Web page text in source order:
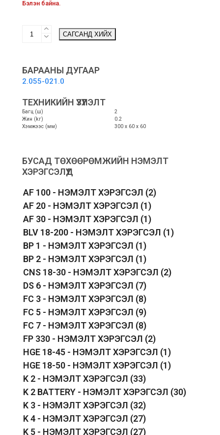
Бэлэн байна.
pcs
set,
hard
Чулуун
шалны
өнхрүүш
САГСАНД ХИЙХ
БАРААНЫ ДУГААР
2.055-021.0
ТЕХНИКИЙН ҮЗҮҮЛЭЛТ
Багц (ш)
2
Жин (kг)
0.2
Хэмжээс (мм)
300 х 60 х 60
БУСАД ТӨХӨӨРӨМЖИЙН НЭМЭЛТ
ХЭРЭГСЭЛҮҮД
AF 100 - НЭМЭЛТ ХЭРЭГСЭЛ (2)
AF 20 - НЭМЭЛТ ХЭРЭГСЭЛ (1)
AF 30 - НЭМЭЛТ ХЭРЭГСЭЛ (1)
BLV 18-200 - НЭМЭЛТ ХЭРЭГСЭЛ (1)
BP 1 - НЭМЭЛТ ХЭРЭГСЭЛ (1)
BP 2 - НЭМЭЛТ ХЭРЭГСЭЛ (1)
CNS 18-30 - НЭМЭЛТ ХЭРЭГСЭЛ (2)
DS 6 - НЭМЭЛТ ХЭРЭГСЭЛ (7)
FC 3 - НЭМЭЛТ ХЭРЭГСЭЛ (8)
FC 5 - НЭМЭЛТ ХЭРЭГСЭЛ (9)
FC 7 - НЭМЭЛТ ХЭРЭГСЭЛ (8)
FP 330 - НЭМЭЛТ ХЭРЭГСЭЛ (2)
HGE 18-45 - НЭМЭЛТ ХЭРЭГСЭЛ (1)
HGE 18-50 - НЭМЭЛТ ХЭРЭГСЭЛ (1)
K 2 - НЭМЭЛТ ХЭРЭГСЭЛ (33)
K 2 BATTERY - НЭМЭЛТ ХЭРЭГСЭЛ (30)
K 3 - НЭМЭЛТ ХЭРЭГСЭЛ (32)
K 4 - НЭМЭЛТ ХЭРЭГСЭЛ (27)
K 5 - НЭМЭЛТ ХЭРЭГСЭЛ (27)